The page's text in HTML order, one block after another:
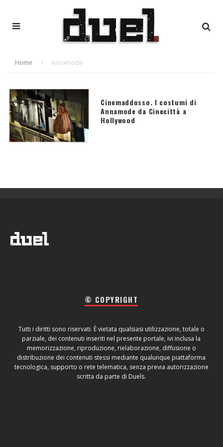
Home Annamode
Cinemaddosso. I costumi di
Annamode da Cinecittà a
Hollywood
© COPYRIGHT
Tutti i diritti sono riservati. È vietata qualsiasi utilizzazione, totale o
parziale, dei contenuti inseriti nel presente portale, ivi inclusa la
memorizzazione, riproduzione, rielaborazione, diffusione o
distribuzione dei contenuti stessi mediante qualunque piattaforma
tecnologica, supporto o rete telematica, senza previa autorizzazione
scritta da parte di Duels.